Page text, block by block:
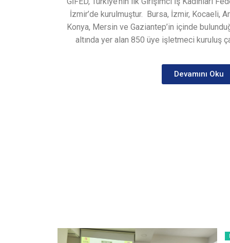
İzmir’de kurulmuştur. Bursa, İzmir, Kocaeli,
Konya, Mersin ve Gaziantep’in içinde
altında yer alan 850 üye işletmeci kuruluş
Devamını Oku